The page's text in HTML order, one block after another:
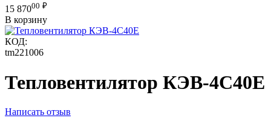
15 87000 ₽
В корзину
КОД:
tm221006
Тепловентилятор КЭВ-4С40Е
Написать отзыв